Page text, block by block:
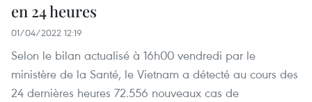
en 24 heures
01/04/2022 12:19
Selon le bilan actualisé à 16h00 vendredi par le
ministère de la Santé, le Vietnam a détecté au cours des
24 dernières heures 72.556 nouveaux cas de